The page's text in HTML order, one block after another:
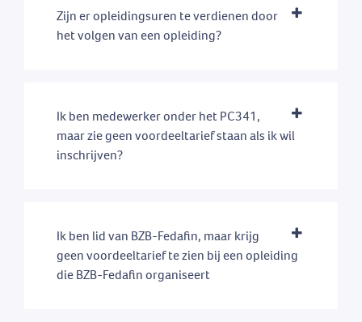
Zijn er opleidingsuren te verdienen door
het volgen van een opleiding?
Ik ben medewerker onder het PC341,
maar zie geen voordeeltarief staan als ik wil
inschrijven?
Ik ben lid van BZB-Fedafin, maar krijg
geen voordeeltarief te zien bij een opleiding
die BZB-Fedafin organiseert